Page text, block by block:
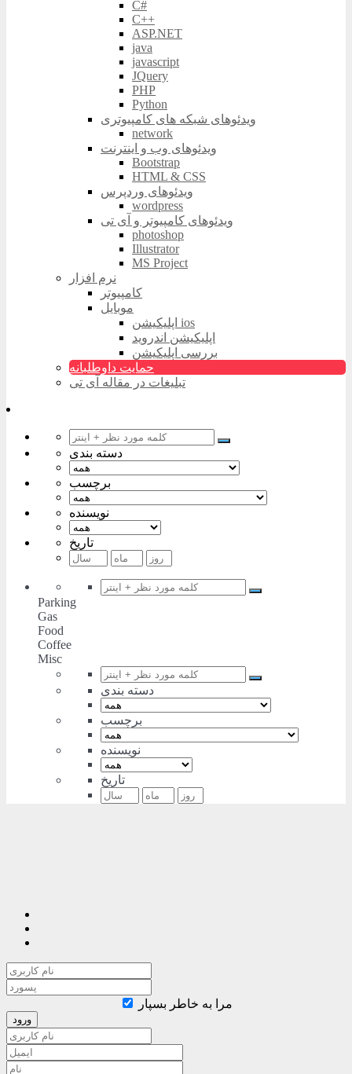
C#
C++
ASP.NET
java
javascript
JQuery
PHP
Python
ویدئوهای شبکه های کامپیوتری
network
ویدئوهای وب و اینترنت
Bootstrap
HTML & CSS
ویدئوهای وردپرس
wordpress
ویدئوهای کامپیوتر و آی تی
photoshop
Illustrator
MS Project
نرم افزار
کامپیوتر
موبایل
اپلیکیشن ios
اپلیکیشن اندروید
بررسی اپلیکیشن
حمایت داوطلبانه
تبلیغات در مقاله آی تی
دسته بندی
برچسب
نویسنده
تاریخ
Parking
Gas
Food
Coffee
Misc
دسته بندی
برچسب
نویسنده
تاریخ
مرا به خاطر بسپار